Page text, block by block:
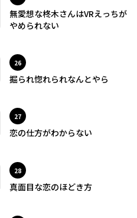
無愛想な柊木さんはVRえっちが
やめられない
26位
掘られ惚れられなんとやら
27位
恋の仕方がわからない
28位
真面目な恋のほどき方